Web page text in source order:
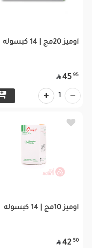
اوميز 20مج | 14 كبسوله
95
45

1
اوميز 10مج | 14 كبسوله
50
42
